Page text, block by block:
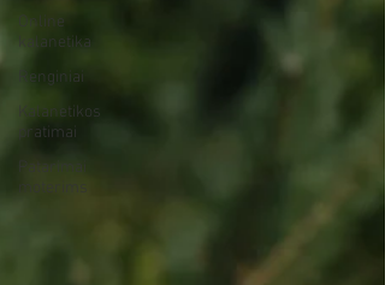
Online
kalanetika
Renginiai
Kalanetikos
pratimai
Patarimai